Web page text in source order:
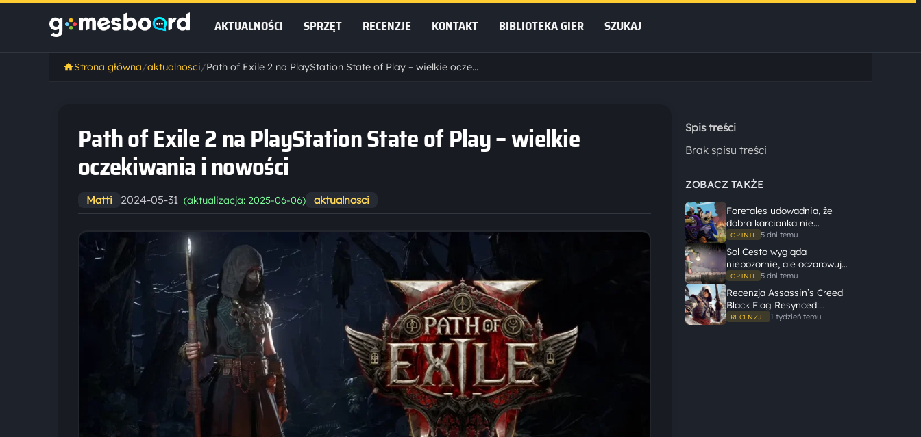
AKTUALNOŚCI SPRZĘT RECENZJE KONTAKT BIBLIOTEKA GIER SZUKAJ
Strona główna/aktualnosci/ Path of Exile 2 na PlayStation State of Play – wielkie oczekiwania i nowości
Path of Exile 2 na PlayStation State of Play – wielkie
oczekiwania i nowości
Matti 2024-05-31 (aktualizacja: 2025-06-06) aktualnosci
Spis treści
Brak spisu treści
ZOBACZ TAKŻE
Foretales udowadnia, że
dobra karcianka nie
potrzebuje wielkiego
świata, żeby opowiedzieć
dużą historię
OPINIE 5 dni temu
Sol Cesto wygląda
niepozornie, ale oczarowuje
gameplayem
OPINIE 5 dni temu
Recenzja Assassin’s Creed
Black Flag Resynced:
Ubisoft tego nie zepsuł
RECENZJE 1 tydzień temu